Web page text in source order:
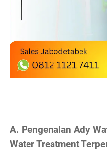
A. Pengenalan Ady
Water Treatment